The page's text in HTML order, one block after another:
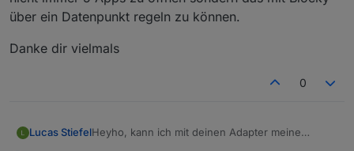
über ein Datenpunkt regeln zu können.
Danke dir vielmals
0
Lucas StiefelHeyho, kann ich mit deinen Adapter meine